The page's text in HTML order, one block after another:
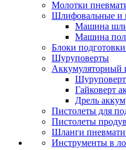
Молотки
Шлифовальные и
Машина
Машина
Блоки
Шуруповерты
Аккумуляторный
Гайковерт
Дрель
Пистолеты для
Пистолеты
Шланги
Инструменты в